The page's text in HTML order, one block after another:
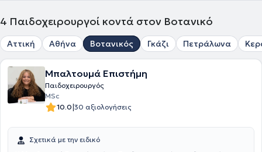
4 Παιδοχειρουργοί κοντά στον Βοτανικό
Αττική Αθήνα Βοτανικός Γκάζι Πετράλωνα
Μπαλτουμά Επιστήμη
Παιδοχειρουργός
MSc
10.0|30 αξιολογήσεις
Σχετικά με την ειδικό